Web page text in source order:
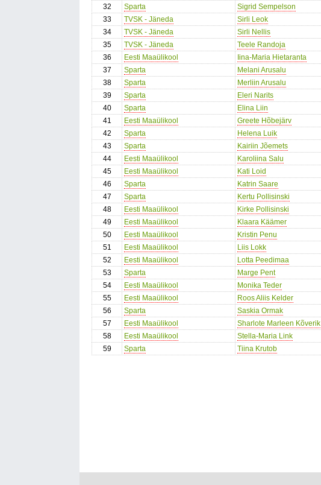
32
Sparta Sigrid Sempelson
33
TVSK - Jäneda Sirli Leok
34
TVSK - Jäneda Sirli Nellis
35
TVSK - Jäneda Teele Randoja
36
Eesti Maaülikool Iina-Maria Hietaranta
37
Sparta Melani Arusalu
38
Sparta Merliin Arusalu
39
Sparta Eleri Narits
40
Sparta Elina Liin
41
Eesti Maaülikool Greete Hõbejärv
42
Sparta Helena Luik
43
Sparta Kairiin Jõemets
44
Eesti Maaülikool Karoliina Salu
45
Eesti Maaülikool Kati Loid
46
Sparta Katrin Saare
47
Sparta Kertu Pollisinski
48
Eesti Maaülikool Kirke Pollisinski
49
Eesti Maaülikool Klaara Käämer
50
Eesti Maaülikool Kristin Penu
51
Eesti Maaülikool Liis Lokk
52
Eesti Maaülikool Lotta Peedimaa
53
Sparta Marge Pent
54
Eesti Maaülikool Monika Teder
55
Eesti Maaülikool Roos Aliis Kelder
56
Sparta Saskia Ormak
57
Eesti Maaülikool Sharlote Marleen Kõverik
58
Eesti Maaülikool Stella-Maria Link
59
Sparta Tiina Krutob